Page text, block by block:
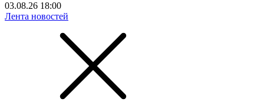
03.08.26 18:00
Лента новостей